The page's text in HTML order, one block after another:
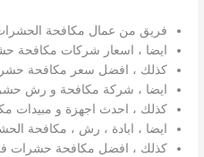
فريق من عمال مكافحة
ايضا ، اسعار شركات مكافحة
كذلك ، افضل سعر مكافحة
ايضا ، شركة مكافحة و رش
كذلك ، احدث اجهزة و مبيدات
ايضا ، ابادة ، رش ، مكافحة
كذلك ، افضل مكافحة حشرات